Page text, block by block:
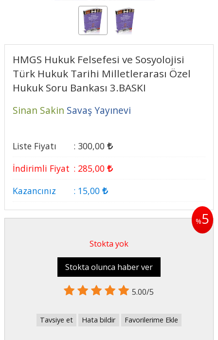
HMGS Hukuk Felsefesi ve Sosyolojisi
Türk Hukuk Tarihi Milletlerarası Özel
Hukuk Soru Bankası 3.BASKI
Sinan Sakin Savaş Yayınevi
Liste Fiyatı : 300,00
İndirimli Fiyat : 285,00
Kazancınız
: 15,00
%5
Stokta yok
Stokta olunca haber ver
5.00/5
Tavsiye et Hata bildir Favorilerime Ekle